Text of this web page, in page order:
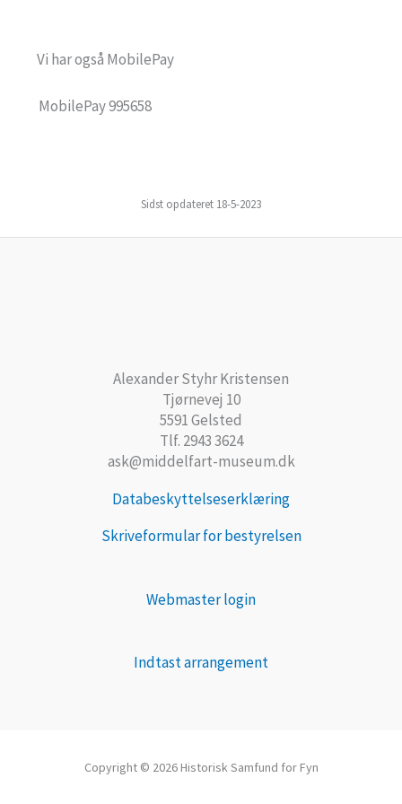
Vi har også MobilePay
MobilePay 995658
Sidst opdateret 18-5-2023
Alexander Styhr Kristensen
Tjørnevej 10
5591 Gelsted
Tlf. 2943 3624
ask@middelfart-museum.dk
Databeskyttelseserklæring
Skriveformular for bestyrelsen
Webmaster login
Indtast arrangement
Copyright © 2026 Historisk Samfund for Fyn